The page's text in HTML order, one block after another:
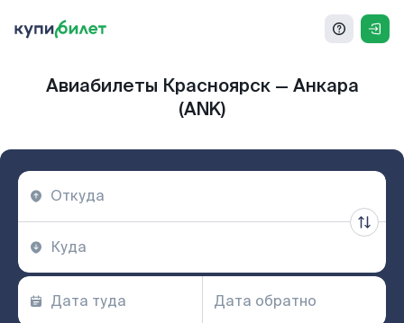
Авиабилеты Красноярск — Анкара
(ANK)